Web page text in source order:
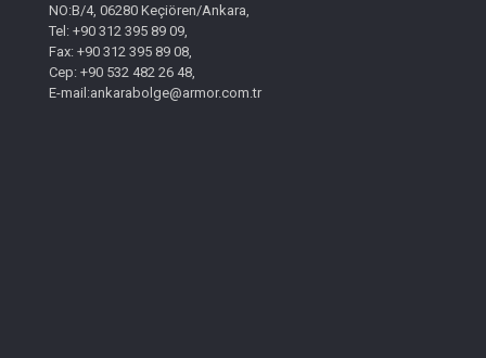
NO:B/4, 06280 Keçiören/Ankara,
Tel: +90 312 395 89 09,
Fax: +90 312 395 89 08,
Cep: +90 532 482 26 48,
E-mail:ankarabolge@armor.com.tr